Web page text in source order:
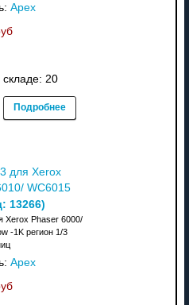
Apex
складе: 20
Подробнее
для Xerox
WC6015
13266)
Xerox Phaser 6000/
-1K регион 1/3
Apex